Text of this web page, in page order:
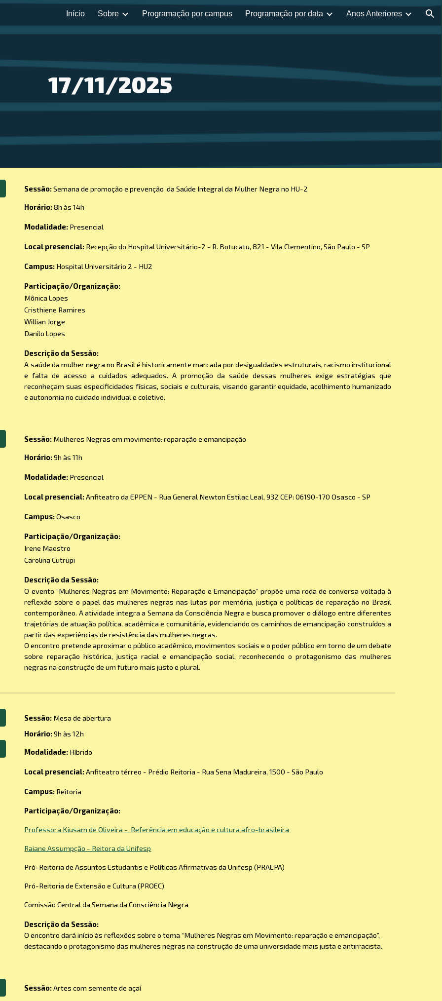
Skip to navigation
Início Sobre Programação por campus Programação por data Anos Anteriores
17/11/2025
Sessão:Semana de promoção e prevenção da Saúde Integral da Mulher Negra no HU-2
Horário:8h às 14h
Modalidade: Presencial
Local presencial: Recepção do Hospital Universitário-2 - R. Botucatu, 821 - Vila Clementino, São Paulo - SP
Campus: Hospital Universitário 2 - HU2
Participação/Organização:
Mônica Lopes
Cristhiene Ramires
Willian Jorge
Danilo Lopes
Descrição da Sessão:
A saúde da mulher negra no Brasil é historicamente marcada por desigualdades estruturais, racismo institucional
e falta de acesso a cuidados adequados. A promoção da saúde dessas mulheres exige estratégias que
reconheçam suas especificidades físicas, sociais e culturais, visando garantir equidade, acolhimento humanizado
e autonomia no cuidado individual e coletivo.
Sessão: Mulheres Negras em movimento: reparação e emancipação
Horário:9h às 11h
Modalidade: Presencial
Local presencial:Anfiteatro da EPPEN - Rua General Newton Estilac Leal, 932 CEP: 06190-170 Osasco - SP
Campus:Osasco
Participação/Organização:
Irene Maestro
Carolina Cutrupi
Descrição da Sessão:
O evento “Mulheres Negras em Movimento: Reparação e Emancipação” propõe uma roda de conversa voltada à
reflexão sobre o papel das mulheres negras nas lutas por memória, justiça e políticas de reparação no Brasil
contemporâneo. A atividade integra a Semana da Consciência Negra e busca promover o diálogo entre diferentes
trajetórias de atuação política, acadêmica e comunitária, evidenciando os caminhos de emancipação construídos a
partir das experiências de resistência das mulheres negras.
O encontro pretende aproximar o público acadêmico, movimentos sociais e o poder público em torno de um debate
sobre reparação histórica, justiça racial e emancipação social, reconhecendo o protagonismo das mulheres
negras na construção de um futuro mais justo e plural.
Sessão: Mesa de abertura
Horário:9h às 12h
Modalidade: Híbrido
Local presencial:Anfiteatro térreo - Prédio Reitoria - Rua Sena Madureira, 1500 - São Paulo
Campus: Reitoria
Participação/Organização:
Professora Kiusam de Oliveira - Referência em educação e cultura afro-brasileira
Raiane Assumpção - Reitora da Unifesp
Pró-Reitoria de Assuntos Estudantis e Políticas Afirmativas da Unifesp (PRAEPA)
Pró-Reitoria de Extensão e Cultura (PROEC)
Comissão Central da Semana da Consciência Negra
Descrição da Sessão:
O encontro dará início às reflexões sobre o tema “Mulheres Negras em Movimento: reparação e emancipação”,
destacando o protagonismo das mulheres negras na construção de uma universidade mais justa e antirracista.
Sessão:Artes com semente de açaí